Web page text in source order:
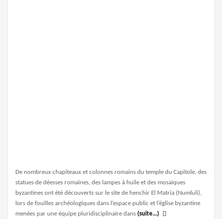
De nombreux chapiteaux et colonnes romains du temple du Capitole, des
statues de déesses romaines, des lampes à huile et des mosaïques
byzantines ont été découverts sur le site de henchir El Matria (Numluli),
lors de fouilles archéologiques dans l’espace public et l’église byzantine
menées par une équipe pluridisciplinaire dans (suite…)